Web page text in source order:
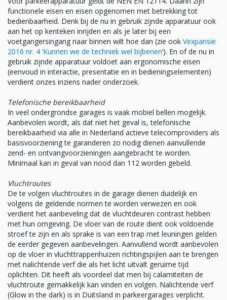
functionele eisen en eisen opgenomen met betrekking tot
bedienbaarheid. Denk bij de nu in gebruik zijnde apparatuur ook
aan het op kenteken inrijden en als je later bij een
voetgangersingang naar binnen wilt hoe dan (zie ook Vexpansie
2016 nr. 4 ‘Kunnen we de techniek wel bijbenen‘). En of de nu in
gebruik zijnde apparatuur voldoet aan ergonomische eisen
(eenvoud in interactie, presentatie en in bedieningselementen)
verdient onzes inziens nader onderzoek.
Telefonische bereikbaarheid
In veel ondergrondse garages is vaak mobiel bellen mogelijk.
Aanbevolen wordt, als dat niet het geval is, telefonische
bereikbaarheid via alle in Nederland actieve telecomproviders als
basisvoorziening te garanderen zo nodig dienen aanvullende
zend- en ontvangvoorzieningen aangebracht te worden.
Minimaal kan in geval van nood dan 112 worden gebeld.
Vluchtroutes
De te volgen vluchtroutes in de garage dienen duidelijk en
volgens de geldende normen te worden verwezen en ook
verdient het aanbeveling dat de vluchtdeuren contrast hebben
met hun omgeving. De vloer van de route dient ook voldoende
stroef te zijn en als sprake is van een trap met leuningen gelden
de eerder gegeven aanbevelingen. Aanvullend wordt aanbevolen
op de vloer in vluchttrappenhuizen richtingspijlen aan te brengen
met nalichtende verf die als het licht uitvalt geruime tijd
oplichten. Dit heeft als voordeel dat men bij calamiteiten de
vluchtroute gemakkelijk kan vinden en volgen. Nalichtende verf
(Glow in the dark) is in Duitsland in parkeergarages verplicht.